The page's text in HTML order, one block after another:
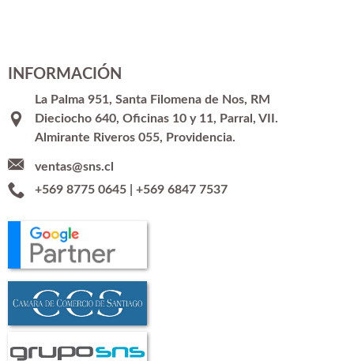
INFORMACIÓN
La Palma 951, Santa Filomena de Nos, RM
Dieciocho 640, Oficinas 10 y 11, Parral, VII.
Almirante Riveros 055, Providencia.
ventas@sns.cl
+569 8775 0645| +569 6847 7537